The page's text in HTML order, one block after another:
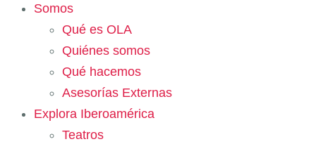
Somos
Qué es OLA
Quiénes somos
Qué hacemos
Asesorías Externas
Explora Iberoamérica
Teatros